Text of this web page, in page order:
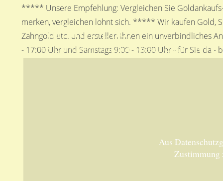
***** Unsere Empfehlung: Vergleichen Sie
merken, vergleichen lohnt sich. ***** Wir kaufen Gold,
Zahngold etc. und erstellen Ihnen ein unverbindliches
- 17:00 Uhr und Samstags 9:00 - 13:00 Uhr - für Sie
Anfahrtsplan
ANKA Edelmetallhandelsgesellschaft mbH in
Aus
Zustimmung